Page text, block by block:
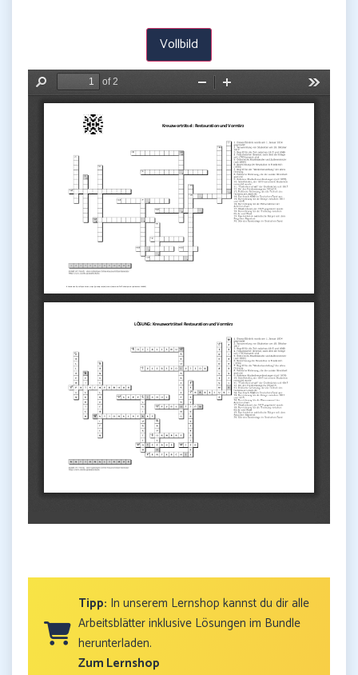
Vollbild
Tipp: In unserem Lernshop kannst du dir alle
Arbeitsblätter inklusive Lösungen im Bundle
herunterladen.
Zum Lernshop